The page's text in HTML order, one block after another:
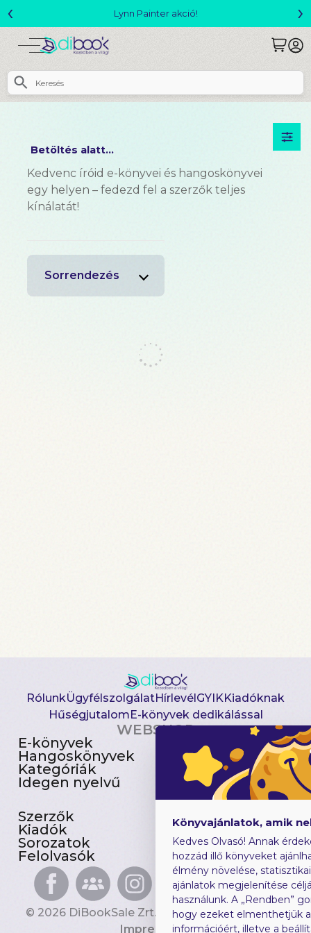
Lynn Painter akció!
‹ ›
Betöltés alatt...
Kedvenc íróid e-könyvei és hangoskönyvei
egy helyen – fedezd fel a szerzők teljes
kínálatát!
Sorrendezés
RólunkÜgyfélszolgálatHírlevélGYIKKiadóknak
HűségjutalomE-könyvek dedikálással
WEBSHOP
E-könyvek
Hangoskönyvek
Kategóriák
Idegen nyelvű
Csomagajánlatok
Akciósak
Előjegyezhetők
Újdonságok
Szerzők
Kiadók
Sorozatok
Felolvasók
Gyerekkönyvek
Heti toplista
Ajándékutalvány
Blog
© 2026 DiBookSale Zrt. Minden jog fenntartva.
Impresszum
Könyvajánlatok, amik
Kedves Olvasó! Annak
hozzád illő könyveket
élmény növelése,
ajánlatok megjelenítése
használunk. A „Rendben”
hogy ezeket elmenthetjük
információért, illetve a